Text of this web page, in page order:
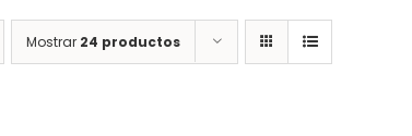
Mostrar 24 productos